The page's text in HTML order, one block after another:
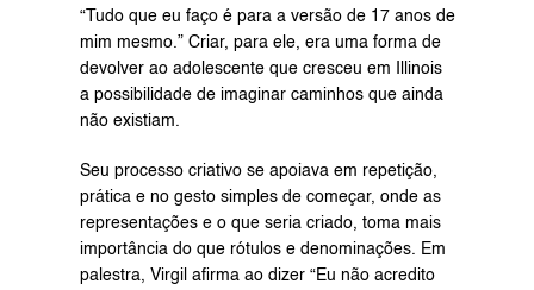
“Tudo que eu faço é para a versão de 17 anos de
mim mesmo.” Criar, para ele, era uma forma de
devolver ao adolescente que cresceu em Illinois
a possibilidade de imaginar caminhos que ainda
não existiam.
Seu processo criativo se apoiava em repetição,
prática e no gesto simples de começar, onde as
representações e o que seria criado, toma mais
importância do que rótulos e denominações. Em
palestra, Virgil afirma ao dizer “Eu não acredito